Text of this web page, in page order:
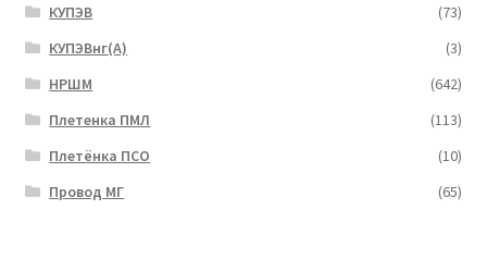
КУПЭВ
(73)
КУПЭВнг(А)
(3)
НРШМ
(642)
Плетенка ПМЛ
(113)
Плетёнка ПСО
(10)
Провод МГ
(65)